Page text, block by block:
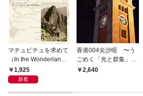
マチュピチュを求めて
（In the Wonderland o
f Peru） 〜ハイラ
ム・ビンガムの見た
1,925
新着
香港004尖沙咀 〜う
ごめく「光と群集」の
なかへ
2,640